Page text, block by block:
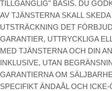
TILLGÄNGLIG" BASIS. DU
AV TJÄNSTERNA SKALL
UTSTRÄCKNING DET
GARANTIER, UTTRYCKLIGA
MED TJÄNSTERNA OCH DIN
INKLUSIVE, UTAN
GARANTIERNA OM
SPECIFIKT ÄNDAÅL OCH